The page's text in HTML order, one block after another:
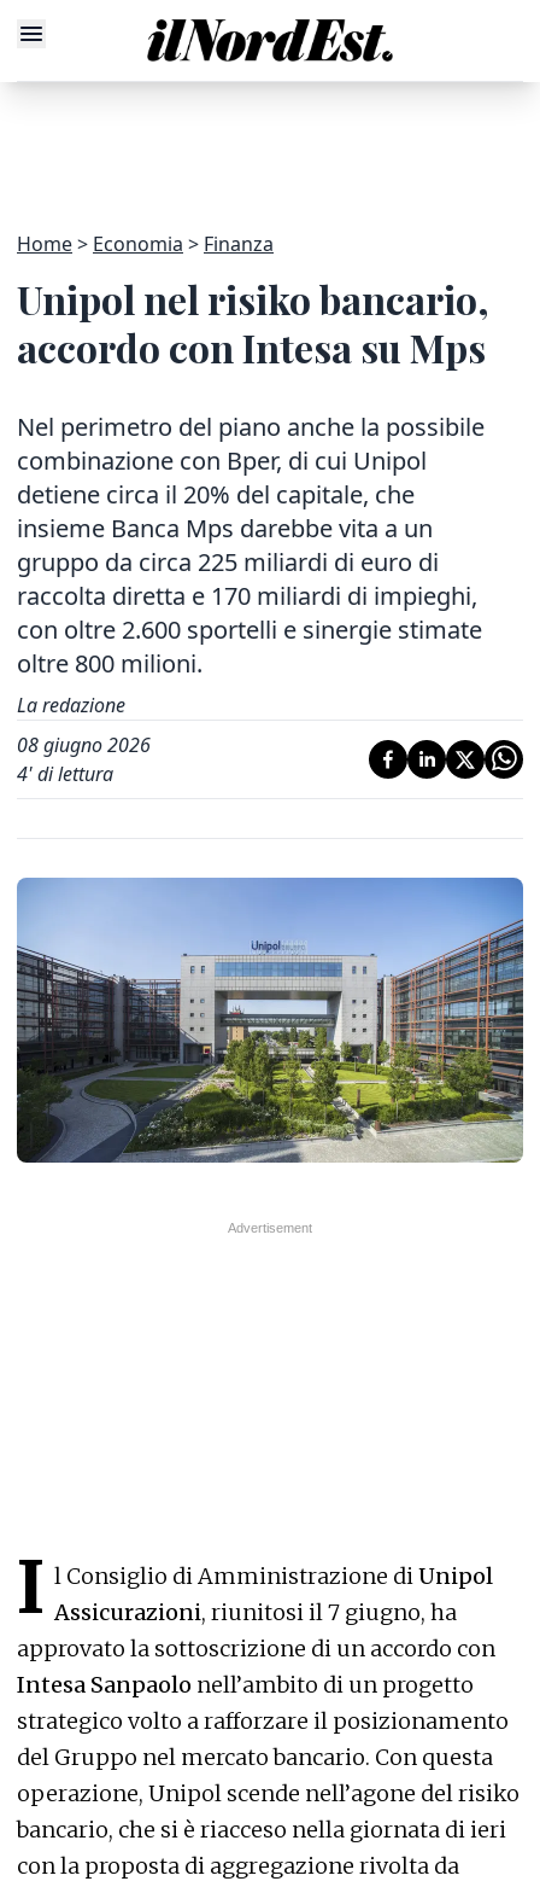
Home Economia Finanza
Unipol nel risiko bancario,
accordo con Intesa su Mps
Nel perimetro del piano anche la possibile
combinazione con Bper, di cui Unipol
detiene circa il 20% del capitale, che
insieme Banca Mps darebbe vita a un
gruppo da circa 225 miliardi di euro di
raccolta diretta e 170 miliardi di impieghi,
con oltre 2.600 sportelli e sinergie stimate
oltre 800 milioni.
La redazione
08 giugno 2026
4' di lettura
I l Consiglio di Amministrazione diUnipol
Assicurazioni, riunitosi il 7 giugno, ha
approvato la sottoscrizione di un accordo con
Intesa Sanpaolo nell’ambito di un progetto
strategico volto a rafforzare il posizionamento
del Gruppo nel mercato bancario. Con questa
operazione, Unipol scende nell’agone del risiko
bancario, che si è riacceso nella giornata di ieri
con la proposta di aggregazione rivolta da